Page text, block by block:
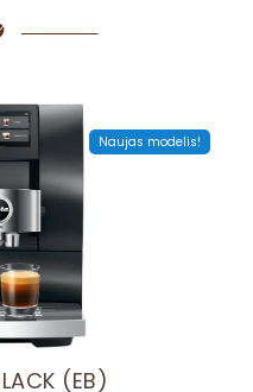
Naujas modelis!
(EB)